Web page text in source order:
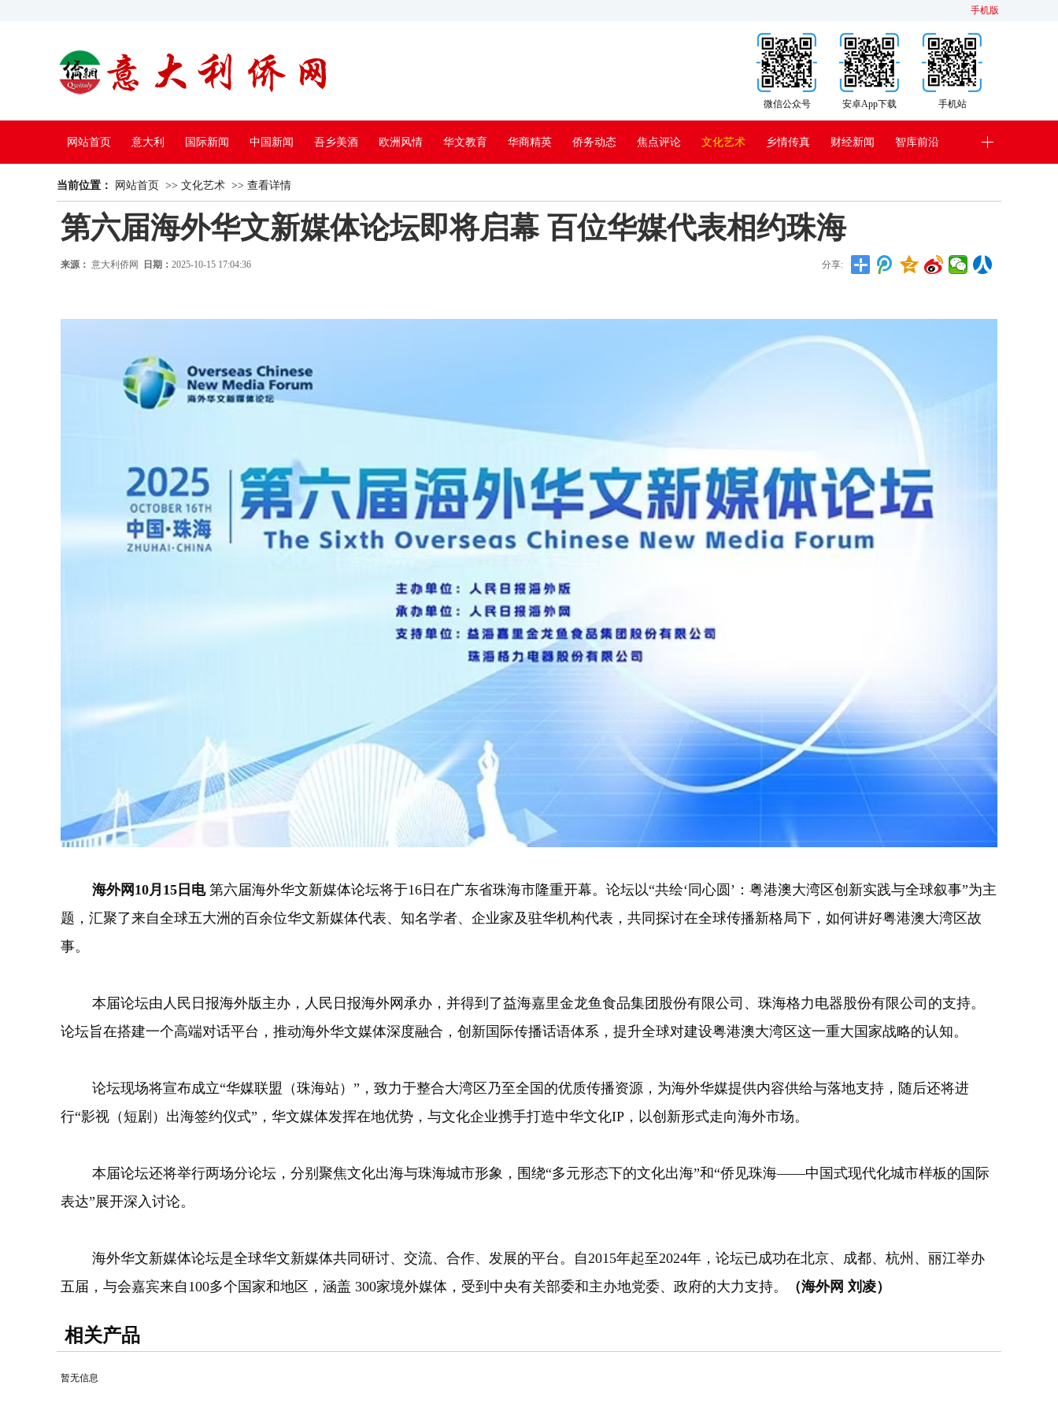
手机版
手机站
安卓App下载
微信公众号
网站首页 意大利 国际新闻 中国新闻 吾乡美酒 欧洲风情 华文教育 华商精英 侨务动态 焦点评论 文化艺术 乡情传真 财经新闻 智库前沿
中国电视
当前位置： 网站首页 >> 文化艺术 >> 查看详情
第六届海外华文新媒体论坛即将启幕 百位华媒代表相约珠海
来源： 意大利侨网 日期： 2025-10-15 17:04:36 分享:
海外网10月15日电第六届海外华文新媒体论坛将于16日在广东省珠海市隆重开幕。论坛以“共绘‘同心圆’：粤港澳大湾区创新实践与全球叙事”为主
题，汇聚了来自全球五大洲的百余位华文新媒体代表、知名学者、企业家及驻华机构代表，共同探讨在全球传播新格局下，如何讲好粤港澳大湾区故
事。
本届论坛由人民日报海外版主办，人民日报海外网承办，并得到了益海嘉里金龙鱼食品集团股份有限公司、珠海格力电器股份有限公司的支持。
论坛旨在搭建一个高端对话平台，推动海外华文媒体深度融合，创新国际传播话语体系，提升全球对建设粤港澳大湾区这一重大国家战略的认知。
论坛现场将宣布成立“华媒联盟（珠海站）”，致力于整合大湾区乃至全国的优质传播资源，为海外华媒提供内容供给与落地支持，随后还将进
行“影视（短剧）出海签约仪式”，华文媒体发挥在地优势，与文化企业携手打造中华文化IP，以创新形式走向海外市场。
本届论坛还将举行两场分论坛，分别聚焦文化出海与珠海城市形象，围绕“多元形态下的文化出海”和“侨见珠海——中国式现代化城市样板的国际
表达”展开深入讨论。
海外华文新媒体论坛是全球华文新媒体共同研讨、交流、合作、发展的平台。自2015年起至2024年，论坛已成功在北京、成都、杭州、丽江举办
五届，与会嘉宾来自100多个国家和地区，涵盖 300家境外媒体，受到中央有关部委和主办地党委、政府的大力支持。
（海外网 刘凌）
相关产品
暂无信息